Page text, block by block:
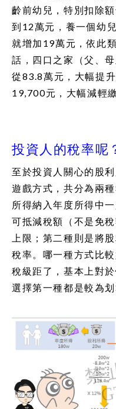
齡前幼兒，特別扣除
到12萬元，養一個幼
就增加19萬元，依此
話，四口之家（父、
從83.8萬元，大幅提
19,700元，大幅減輕
投資人的稅率呢
至於投資人關心的股
遊戲方式，共分為兩
所得納入年度所得中
可抵減稅額（不是免
上限；第二種則是將
稅率。哪一種方式比
稅級距了，基本上對
選擇第一種都是較為划